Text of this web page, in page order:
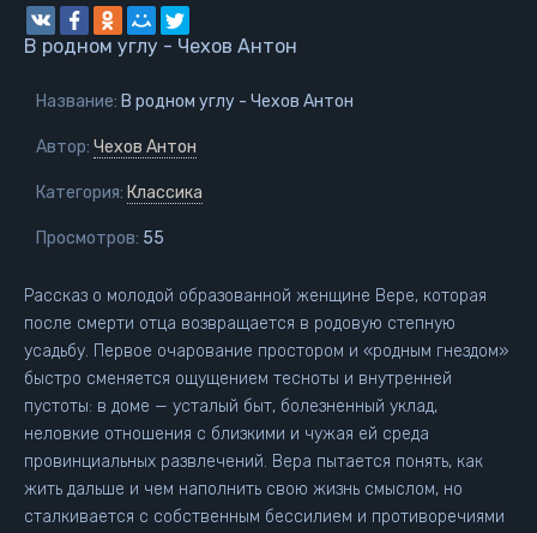
В родном углу - Чехов Антон
Название: В родном углу - Чехов Антон
Автор: Чехов Антон
Категория: Классика
Просмотров: 55
Рассказ о молодой образованной женщине Вере, которая
после смерти отца возвращается в родовую степную
усадьбу. Первое очарование простором и «родным гнездом»
быстро сменяется ощущением тесноты и внутренней
пустоты: в доме — усталый быт, болезненный уклад,
неловкие отношения с близкими и чужая ей среда
провинциальных развлечений. Вера пытается понять, как
жить дальше и чем наполнить свою жизнь смыслом, но
сталкивается с собственным бессилием и противоречиями